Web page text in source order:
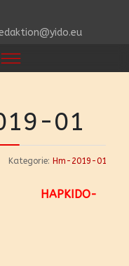
01
Kategorie: Hm-2019-01
HAPKIDO-